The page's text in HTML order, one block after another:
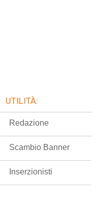
UTILITÀ:
Redazione
Scambio Banner
Inserzionisti